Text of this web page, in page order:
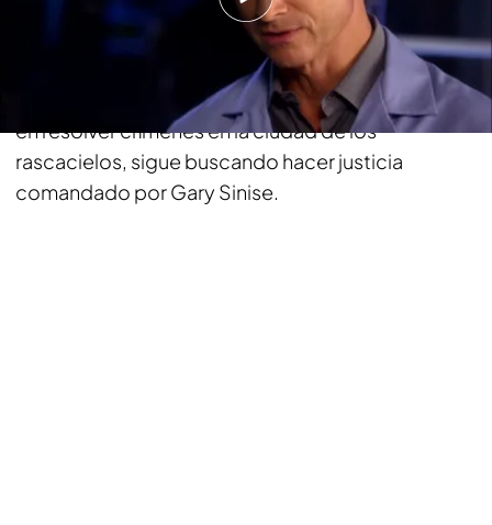
Sólo la justicia puede llenar el vacío que deja un ser
querido. El equipo de investigación especializado
en resolver crímenes en la ciudad de los
rascacielos, sigue buscando hacer justicia
comandado por Gary Sinise.